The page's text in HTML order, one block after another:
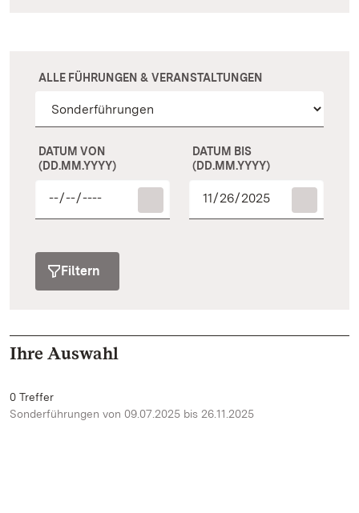
ALLE FÜHRUNGEN & VERANSTALTUNGEN
DATUM VON
(DD.MM.YYYY)
DATUM BIS
(DD.MM.YYYY)
Filtern
Ihre Auswahl
0 Treffer
Sonderführungen von 09.07.2025 bis 26.11.2025